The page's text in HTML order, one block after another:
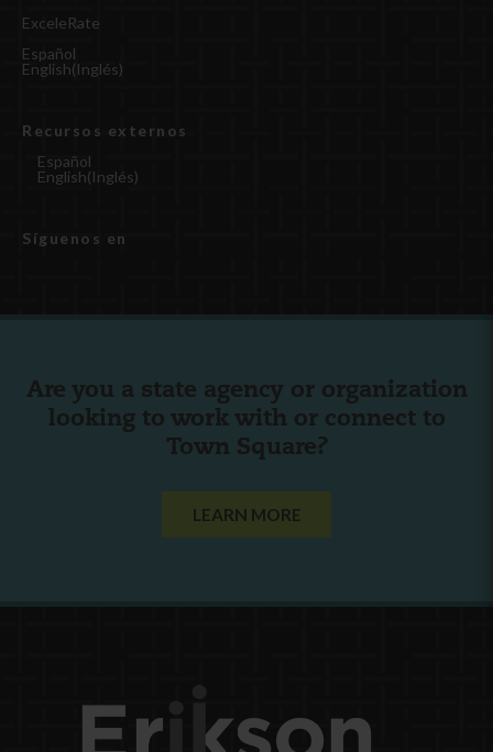
ExceleRate
Español
English(Inglés)
Recursos externos
Español
English(Inglés)
Síguenos en
Are you a state agency or organization
looking to work with or connect to
Town Square?
LEARN MORE